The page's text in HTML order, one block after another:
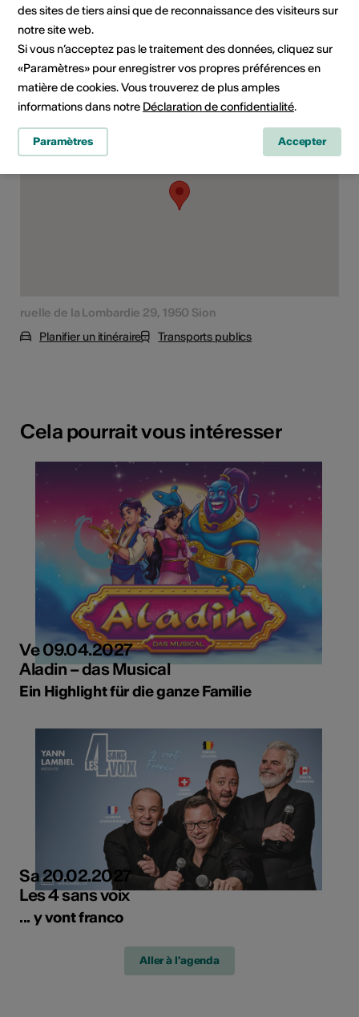
Domaine
Type d'événement
Lieu de l'événement
ruelle de la Lombardie 29, 1950 Sion
Planifier un itinéraire
Transports publics
Cela pourrait vous intéresser
Ve 09.04.2027
Aladin – das Musical
Ein Highlight für die ganze Familie
Sa 20.02.2027
Les 4 sans voix
... y vont franco
Aller à l'agenda
des sites de tiers ainsi que de reconnaissance des visiteurs sur
notre site web.
Si vous n’acceptez pas le traitement des données, cliquez sur
«Paramètres» pour enregistrer vos propres préférences en
matière de cookies. Vous trouverez de plus amples
informations dans notre Déclaration de confidentialité.
Paramètres Accepter